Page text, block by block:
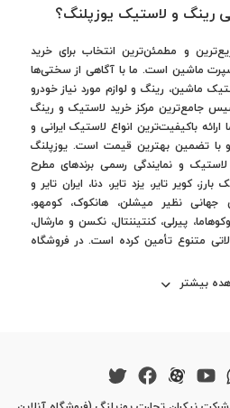
رینگ و لاستیک یوزپلنگ؟
و مطمئن‌ترین انتخاب برای خرید
ماشین است. ما با آگاهی از سختی‌ها
ماشین، رینگ و لوازم مورد نیاز خودرو
جامع‌ترین مرکز خرید لاستیک و رینگ
باکیفیت‌ترین انواع لاستیک ایرانی و
و با تضمین بهترین قیمت است. یوزپلنگ
و نمایندگی رسمی برندهای مطرح
کویر تایر، یزد تایر، دنا، ایران تایر و
جهانی نظیر میشلن، هانکوک، کومهو،
پیرلی، کنتیننتال، نکسن و مارشال،
متنوع تأمین کرده است. در فروشگاه
بیشتر